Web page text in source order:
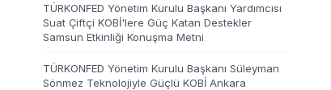
TÜRKONFED Yönetim Kurulu Başkanı Yardımcısı
Suat Çiftçi KOBİ'lere Güç Katan Destekler
Samsun Etkinliği Konuşma Metni
TÜRKONFED Yönetim Kurulu Başkanı Süleyman
Sönmez Teknolojiyle Güçlü KOBİ Ankara